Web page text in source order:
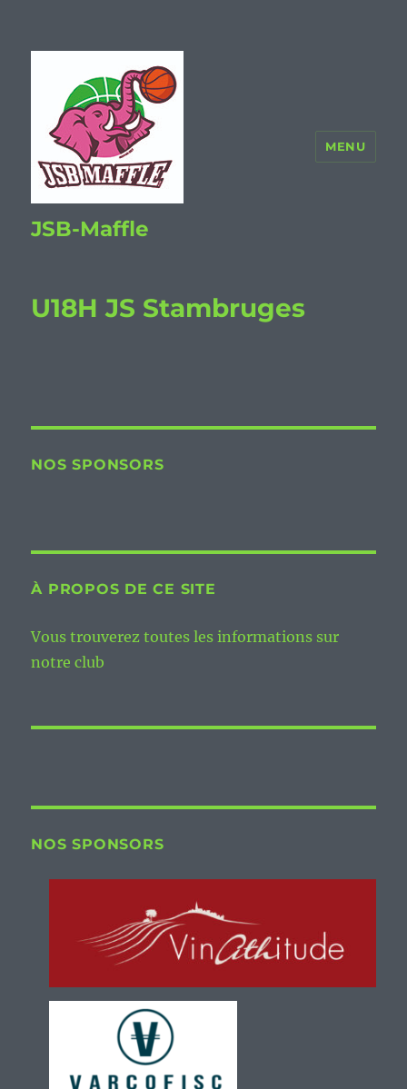
JSB-Maffle
MENU
U18H JS Stambruges
NOS SPONSORS
À PROPOS DE CE SITE
Vous trouverez toutes les informations sur
notre club
NOS SPONSORS